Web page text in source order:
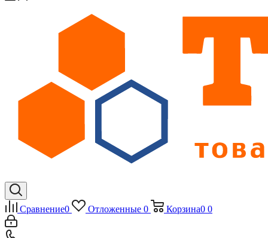
Сравнение0 Отложенные 0 Корзина0 0